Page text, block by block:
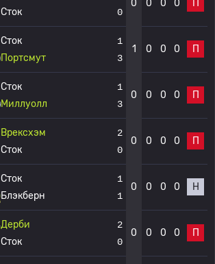
Сток
0
0 0 0 0 П
Сток
Портсмут
1
3
1 0 0 0 П
Сток
Миллуолл
1
3
0 0 0 0 П
Врексхэм
Сток
2
0
0 0 0 0 П
Сток
Блэкберн
1
1
0 0 0 0 Н
Дерби
Сток
2
0
0 0 0 0 П